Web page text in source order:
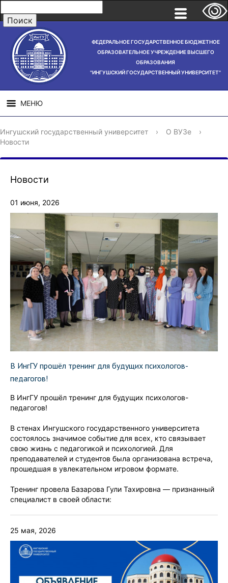
ФЕДЕРАЛЬНОЕ ГОСУДАРСТВЕННОЕ БЮДЖЕТНОЕ
ОБРАЗОВАТЕЛЬНОЕ УЧРЕЖДЕНИЕ ВЫСШЕГО
ОБРАЗОВАНИЯ
"ИНГУШСКИЙ ГОСУДАРСТВЕННЫЙ УНИВЕРСИТЕТ"
МЕНЮ
СВЕДЕНИЯ ОБ
ОБРАЗОВАТЕЛЬНОЙ
НАУЧНАЯ
ДЕЯТЕЛЬНОСТЬ
Ингушский государственный университет › О ВУЗе
›
Новости
Новости
01 июня, 2026
В ИнгГУ прошёл тренинг для будущих психологов-
педагогов!
В ИнгГУ прошёл тренинг для будущих психологов-
педагогов!
В стенах Ингушского государственного университета
состоялось значимое событие для всех, кто связывает
свою жизнь с педагогикой и психологией. Для
преподавателей и студентов была организована встреча,
прошедшая в увлекательном игровом формате.
Тренинг провела Базарова Гули Тахировна — признанный
специалист в своей области:
25 мая, 2026